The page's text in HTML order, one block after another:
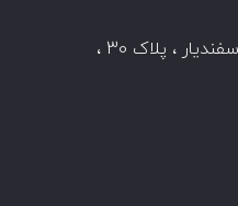
تهران ، ولیعصر ، بلوار اسفندیار ، پلاک 30 ،